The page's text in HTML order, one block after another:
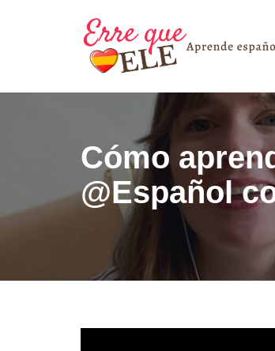
contenido
Cómo
@Español